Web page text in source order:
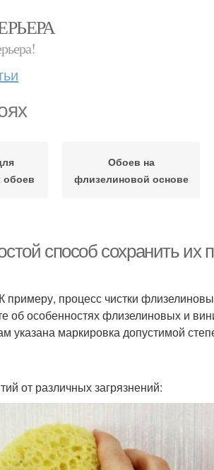
Обоев на
флизелиновой основе
способ сохранить их
примеру, процесс чистки
об особенностях флизелиновых и
указана маркировка допустимой
от различных загрязнений: